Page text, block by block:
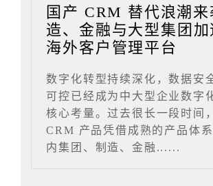
国产 CRM 替代浪潮来
造、金融与大型集团加
海外客户管理平台
数字化转型持续深化，数据安
可控已经成为中大型企业数字
核心考量。过去很长一段时间
CRM 产品凭借成熟的产品体
内集团、制造、金融......